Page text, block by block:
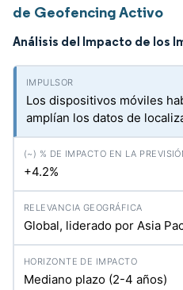
de Geofencing Activo
Análisis del Impacto de los
Los dispositivos móviles
amplían los datos de
+4.2%
Global, liderado por Asia
Mediano plazo (2-4 años)